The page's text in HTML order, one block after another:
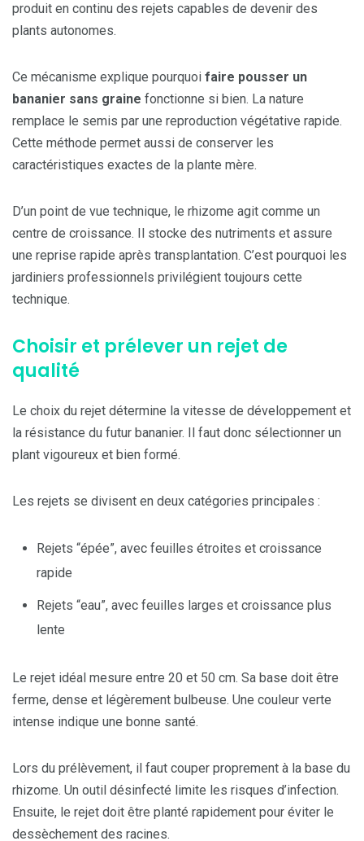
produit en continu des rejets capables de devenir des
plants autonomes.
Ce mécanisme explique pourquoi faire pousser un
bananier sans graine fonctionne si bien. La nature
remplace le semis par une reproduction végétative rapide.
Cette méthode permet aussi de conserver les
caractéristiques exactes de la plante mère.
D’un point de vue technique, le rhizome agit comme un
centre de croissance. Il stocke des nutriments et assure
une reprise rapide après transplantation. C’est pourquoi les
jardiniers professionnels privilégient toujours cette
technique.
Choisir et prélever un rejet de
qualité
Le choix du rejet détermine la vitesse de développement et
la résistance du futur bananier. Il faut donc sélectionner un
plant vigoureux et bien formé.
Les rejets se divisent en deux catégories principales :
Rejets “épée”, avec feuilles étroites et croissance
rapide
Rejets “eau”, avec feuilles larges et croissance plus
lente
Le rejet idéal mesure entre 20 et 50 cm. Sa base doit être
ferme, dense et légèrement bulbeuse. Une couleur verte
intense indique une bonne santé.
Lors du prélèvement, il faut couper proprement à la base du
rhizome. Un outil désinfecté limite les risques d’infection.
Ensuite, le rejet doit être planté rapidement pour éviter le
dessèchement des racines.